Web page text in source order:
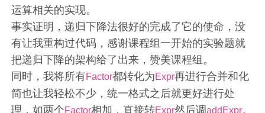
运算相关的实现。
事实证明，递归下降法很好的完成了它的使命，没
有让我重构过代码，感谢课程组一开始的实验题就
把递归下降的架构给了出来，赞美课程组。
同时，我将所有Factor都转化为Expr再进行合并和化
简也让我轻松不少，统一格式之后就更好进行处
理，如两个Factor相加，直接转Expr然后调addExpr。